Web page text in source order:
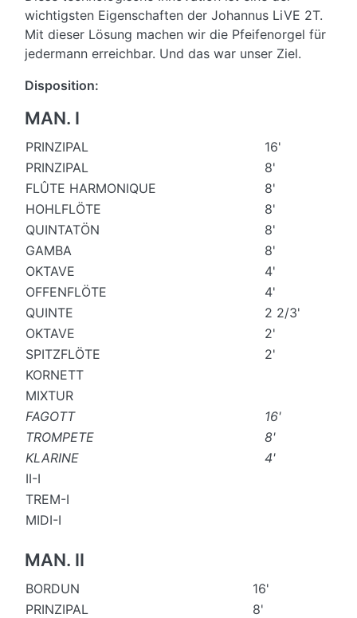
wichtigsten Eigenschaften der Johannus LiVE 2T.
Mit dieser Lösung machen wir die Pfeifenorgel für
jedermann erreichbar. Und das war unser Ziel.
Disposition:
MAN. I
PRINZIPAL
16'
PRINZIPAL
8'
FLÛTE HARMONIQUE
8'
HOHLFLÖTE
8'
QUINTATÖN
8'
GAMBA
8'
OKTAVE
4'
OFFENFLÖTE
4'
QUINTE
2 2/3'
OKTAVE
2'
SPITZFLÖTE
2'
KORNETT
MIXTUR
FAGOTT
16'
TROMPETE
8'
KLARINE
4'
II-I
TREM-I
MIDI-I
MAN. II
BORDUN
16'
PRINZIPAL
8'